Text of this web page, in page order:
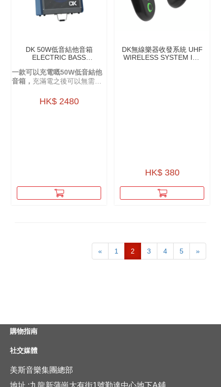
DK 50W低音結他音箱
ELECTRIC BASS
一款可以充電嘅50W低音結他
音箱， 充滿電之後可以無需插
HK$ 2480
DK無線樂器收發系統 UHF
WIRELESS SYSTEM IW-
HK$ 380
« 1 2 3 4 5 »
購物指南
社交媒體
美斯音樂集團總部
地址 :九龍新蒲崗大有街1號勤達中心地下A鋪